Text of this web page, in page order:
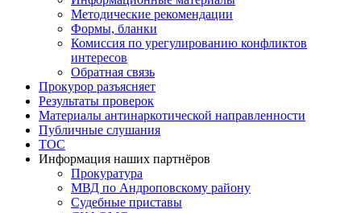
Методические рекомендации
Формы, бланки
Комиссия по урегулированию конфликтов
интересов
Обратная связь
Прокурор разъясняет
Результаты проверок
Материалы антинаркотической направленности
Публичные слушания
ТОС
Информация наших партнёров
Прокуратура
МВД по Андроповскому району
Судебные приставы